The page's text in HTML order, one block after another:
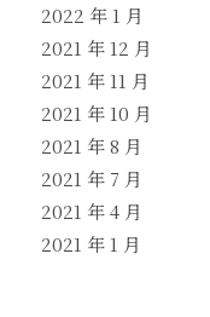
2022 年 1 月
2021 年 12 月
2021 年 11 月
2021 年 10 月
2021 年 8 月
2021 年 7 月
2021 年 4 月
2021 年 1 月